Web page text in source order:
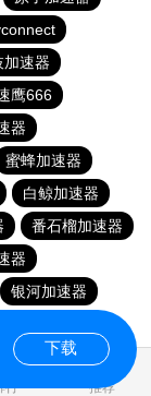
加速器
鹰666
器
蜜蜂加速器
白鲸加速器
番石榴加速器
器
银河加速器
行 推荐
下载
1.552511s